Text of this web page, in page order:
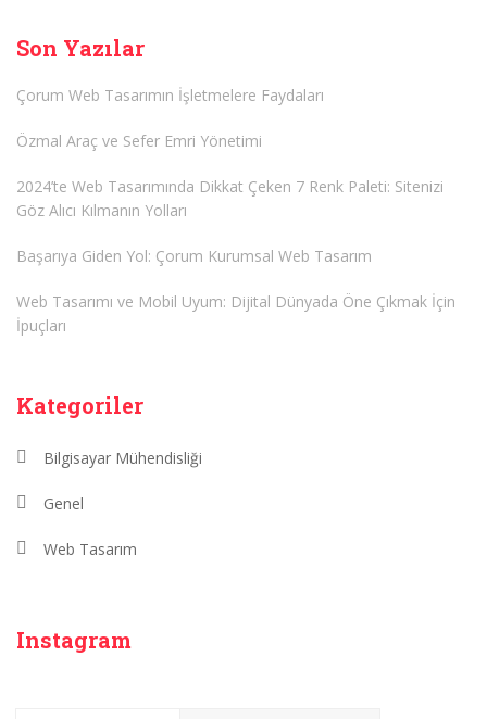
Son Yazılar
Çorum Web Tasarımın İşletmelere Faydaları
Özmal Araç ve Sefer Emri Yönetimi
2024’te Web Tasarımında Dikkat Çeken 7 Renk Paleti: Sitenizi
Göz Alıcı Kılmanın Yolları
Başarıya Giden Yol: Çorum Kurumsal Web Tasarım
Web Tasarımı ve Mobil Uyum: Dijital Dünyada Öne Çıkmak İçin
İpuçları
Kategoriler
Bilgisayar Mühendisliği
Genel
Web Tasarım
Instagram